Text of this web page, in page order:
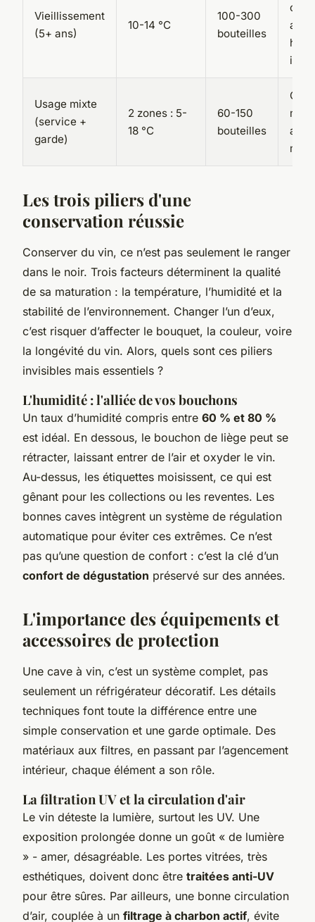
Vieillissement
(5+ ans)
10-14 °C
100-300
bouteilles
Usage mixte
(service +
garde)
2 zones : 5-
18 °C
60-150
bouteilles
Les trois piliers d'une
conservation réussie
Conserver du vin, ce n’est pas seulement le ranger
dans le noir. Trois facteurs déterminent la qualité
de sa maturation : la température, l’humidité et la
stabilité de l’environnement. Changer l’un d’eux,
c’est risquer d’affecter le bouquet, la couleur, voire
la longévité du vin. Alors, quels sont ces piliers
invisibles mais essentiels ?
L'humidité : l'alliée de vos bouchons
Un taux d’humidité compris entre 60 % et 80 %
est idéal. En dessous, le bouchon de liège peut se
rétracter, laissant entrer de l’air et oxyder le vin.
Au-dessus, les étiquettes moisissent, ce qui est
gênant pour les collections ou les reventes. Les
bonnes caves intègrent un système de régulation
automatique pour éviter ces extrêmes. Ce n’est
pas qu’une question de confort : c’est la clé d’un
confort de dégustation préservé sur des années.
L'importance des équipements et
accessoires de protection
Une cave à vin, c’est un système complet, pas
seulement un réfrigérateur décoratif. Les détails
techniques font toute la différence entre une
simple conservation et une garde optimale. Des
matériaux aux filtres, en passant par l’agencement
intérieur, chaque élément a son rôle.
La filtration UV et la circulation d'air
Le vin déteste la lumière, surtout les UV. Une
exposition prolongée donne un goût « de lumière
» - amer, désagréable. Les portes vitrées, très
esthétiques, doivent donc être traitées anti-UV
pour être sûres. Par ailleurs, une bonne circulation
d’air, couplée à un filtrage à charbon actif, évite